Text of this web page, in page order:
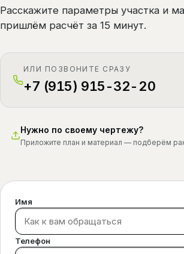
Расскажите параметры участка и
пришлём расчёт за 15 минут.
ИЛИ ПОЗВОНИТЕ СРАЗУ
+7 (915) 915-32-20
Нужно по своему чертежу?
Приложите план и материал — подберём
Имя
Телефон